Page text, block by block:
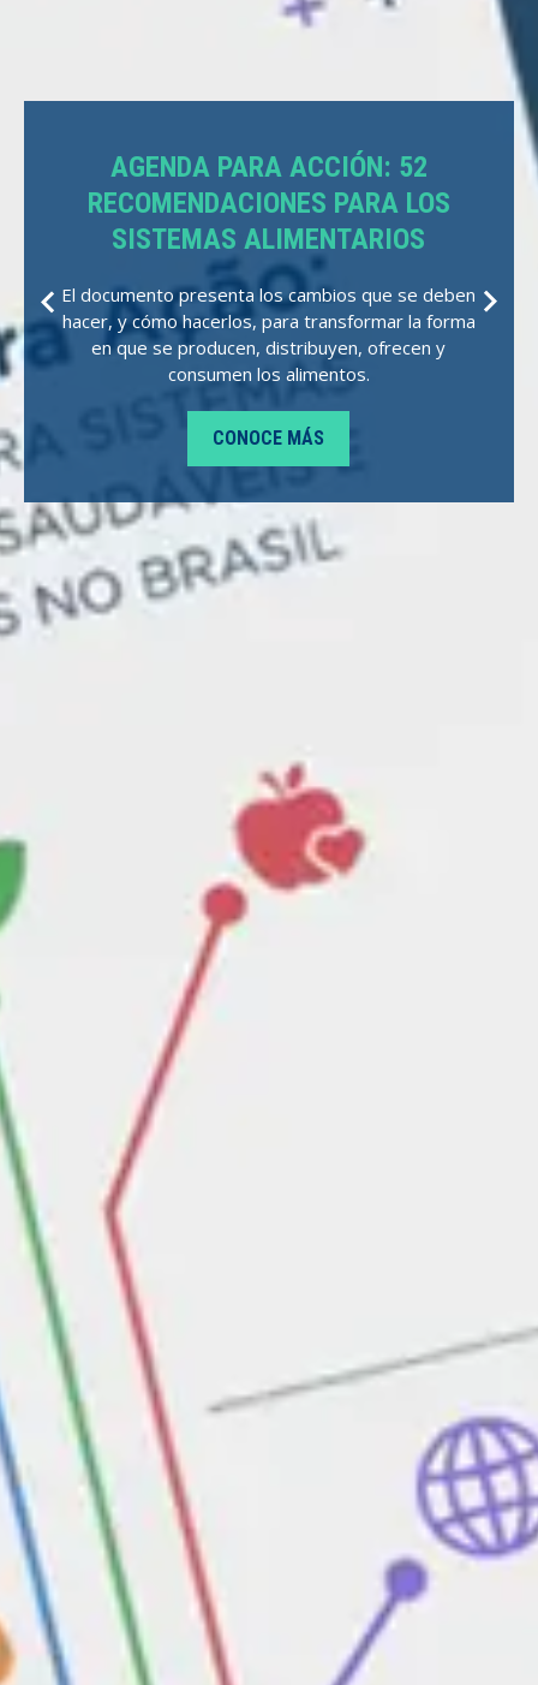
AGENDA PARA ACCIÓN: 52
RECOMENDACIONES PARA LOS
SISTEMAS ALIMENTARIOS
El documento presenta los cambios que se deben
hacer, y cómo hacerlos, para transformar la forma
en que se producen, distribuyen, ofrecen y
consumen los alimentos.
CONOCE MÁS